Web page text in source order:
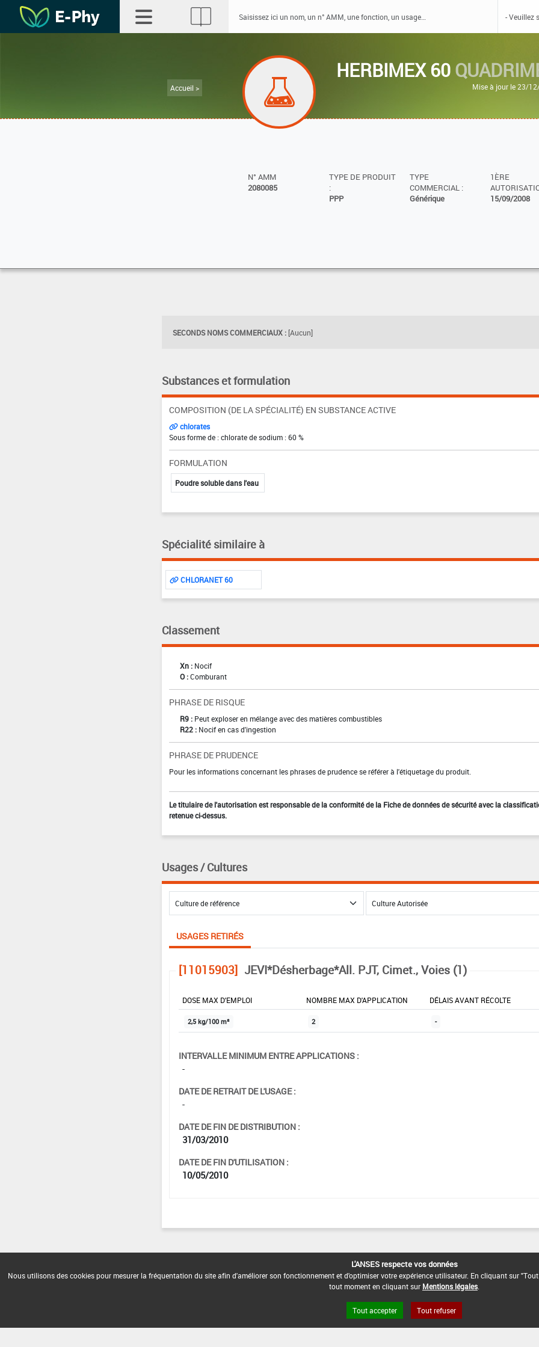
Accueil >
HERBIMEX 60
Mise à jour le 23/
N° AMM
2080085
TYPE DE PRODUIT
:
PPP
TYPE
COMMERCIAL :
Générique
1ÈRE
15/09/2008
SECONDS NOMS COMMERCIAUX : [Aucun]
Substances et formulation
COMPOSITION (DE LA SPÉCIALITÉ) EN SUBSTANCE ACTIVE
chlorates
Sous forme de : chlorate de sodium : 60 %
FORMULATION
Poudre soluble dans l'eau
Spécialité similaire à
CHLORANET 60
Classement
Xn : Nocif
O : Comburant
PHRASE DE RISQUE
R9 : Peut exploser en mélange avec des matières combustibles
R22 : Nocif en cas d'ingestion
PHRASE DE PRUDENCE
Pour les informations concernant les phrases de prudence se référer à l'étiquetage du produit.
Le titulaire de l'autorisation est responsable de la conformité de la Fiche de données de sécurité avec la
retenue ci-dessus.
Usages / Cultures
USAGES RETIRÉS
[11015903] JEVI*Désherbage*All. PJT, Cimet., Voies (1)
DOSE MAX D'EMPLOI NOMBRE MAX D'APPLICATION DÉLAIS AVANT RÉCOLTE
2,5 kg/100 m² 2 -
INTERVALLE MINIMUM ENTRE APPLICATIONS :
-
DATE DE RETRAIT DE L'USAGE :
-
DATE DE FIN DE DISTRIBUTION :
31/03/2010
DATE DE FIN D'UTILISATION :
10/05/2010
L'ANSES respecte vos données
Nous utilisons des cookies pour mesurer la fréquentation du site afin d'améliorer son fonctionnement et d'optimiser votre expérience utilisateur. En cliquant sur
tout moment en cliquant sur Mentions légales
Tout accepter Tout refuser